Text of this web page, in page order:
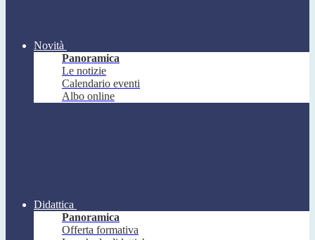
Novità
Panoramica
Le notizie
Calendario eventi
Albo online
Didattica
Panoramica
Offerta formativa